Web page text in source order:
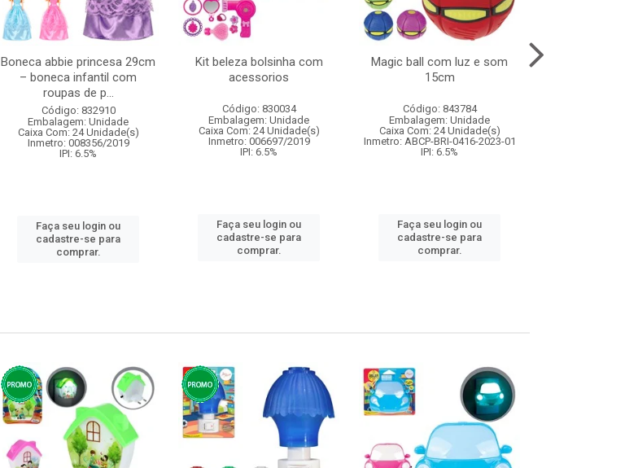
Boneca abbie princesa 29cm
– boneca infantil com
roupas de p...
Código: 832910
Embalagem: Unidade
Caixa Com: 24 Unidade(s)
Inmetro: 008356/2019
IPI: 6.5%
Faça seu login ou
cadastre-se para
comprar.
Kit beleza bolsinha com
acessorios
Código: 830034
Embalagem: Unidade
Caixa Com: 24 Unidade(s)
Inmetro: 006697/2019
IPI: 6.5%
Faça seu login ou
cadastre-se para
comprar.
Magic ball com luz e som
15cm
Código: 843784
Embalagem: Unidade
Caixa Com: 24 Unidade(s)
Inmetro: ABCP-BRI-0416-2023-01
IPI: 6.5%
Faça seu login ou
cadastre-se para
comprar.